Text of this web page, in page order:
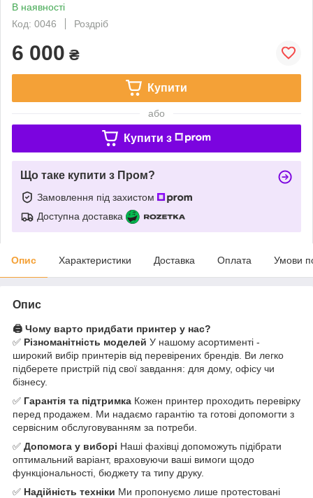
В наявності
Код: 0046
Роздріб
6 000 ₴
Купити
або
Купити з
Що таке купити з Пром?
Замовлення під захистом
Доступна доставка
Опис Характеристики Доставка Оплата Умови
Опис
🖨️ Чому варто придбати принтер у нас?
✅ Різноманітність моделей У нашому асортименті -
широкий вибір принтерів від перевірених брендів. Ви легко
підберете пристрій під свої завдання: для дому, офісу чи
бізнесу.
✅ Гарантія та підтримка Кожен принтер проходить перевірку
перед продажем. Ми надаємо гарантію та готові допомогти з
сервісним обслуговуванням за потреби.
✅ Допомога у виборі Наші фахівці допоможуть підібрати
оптимальний варіант, враховуючи ваші вимоги щодо
функціональності, бюджету та типу друку.
✅ Надійність техніки Ми пропонуємо лише протестовані